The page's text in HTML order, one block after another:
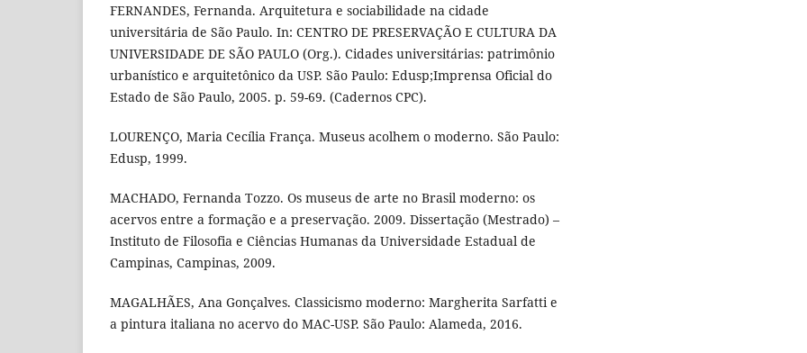
FERNANDES, Fernanda. Arquitetura e sociabilidade na cidade
universitária de São Paulo. In: CENTRO DE PRESERVAÇÃO E CULTURA DA
UNIVERSIDADE DE SÃO PAULO (Org.). Cidades universitárias: patrimônio
urbanístico e arquitetônico da USP. São Paulo: Edusp;Imprensa Oficial do
Estado de São Paulo, 2005. p. 59-69. (Cadernos CPC).
LOURENÇO, Maria Cecília França. Museus acolhem o moderno. São Paulo:
Edusp, 1999.
MACHADO, Fernanda Tozzo. Os museus de arte no Brasil moderno: os
acervos entre a formação e a preservação. 2009. Dissertação (Mestrado) –
Instituto de Filosofia e Ciências Humanas da Universidade Estadual de
Campinas, Campinas, 2009.
MAGALHÃES, Ana Gonçalves. Classicismo moderno: Margherita Sarfatti e
a pintura italiana no acervo do MAC-USP. São Paulo: Alameda, 2016.